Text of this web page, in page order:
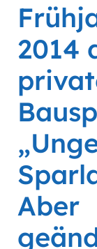
2014
Aber